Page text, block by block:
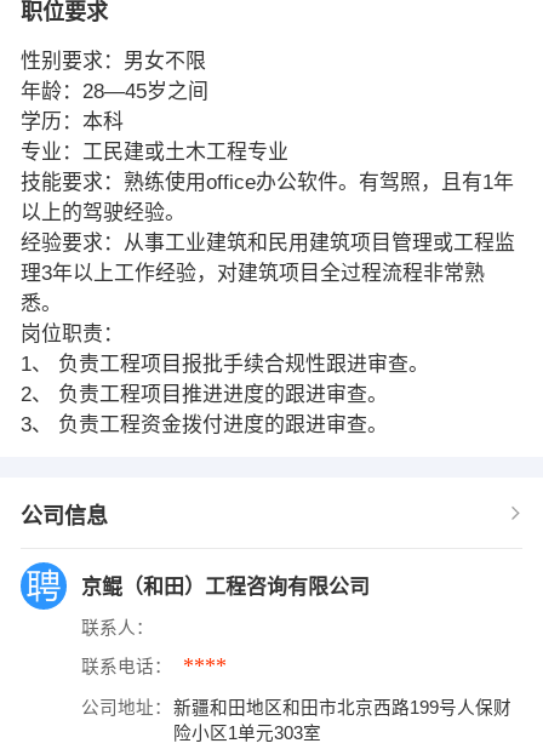
职位要求
性别要求：男女不限
年龄：28—45岁之间
学历：本科
专业：工民建或土木工程专业
技能要求：熟练使用office办公软件。有驾照，且有1年
以上的驾驶经验。
经验要求：从事工业建筑和民用建筑项目管理或工程监
理3年以上工作经验，对建筑项目全过程流程非常熟
悉。
岗位职责：
1、 负责工程项目报批手续合规性跟进审查。
2、 负责工程项目推进进度的跟进审查。
3、 负责工程资金拨付进度的跟进审查。
公司信息
京鲲（和田）工程咨询有限公司
联系人：
联系电话： ****
公司地址：
新疆和田地区和田市北京西路199号人保财
险小区1单元303室